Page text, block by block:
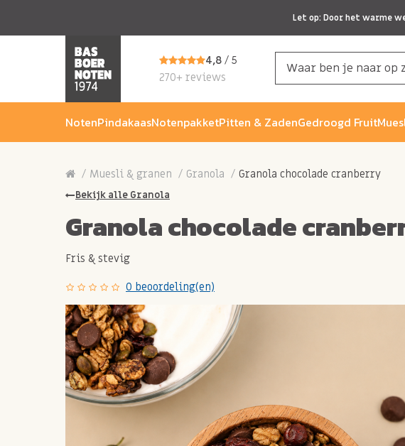
Let op: Door het warme
4,8/ 5
270+ reviews
NotenPindakaasNotenpakketPitten & ZadenGedroogd Fruit
Muesli & granen Granola Granola chocolade cranberry
Bekijk alle Granola
Granola chocolade
Fris & stevig
0 beoordeling(en)